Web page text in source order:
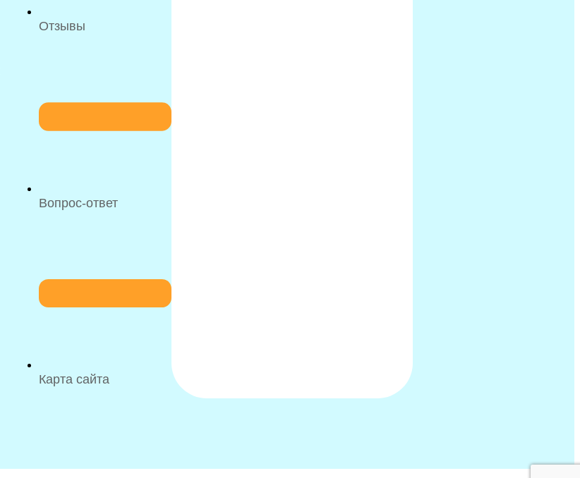
Отзывы
Вопрос-ответ
Карта сайта